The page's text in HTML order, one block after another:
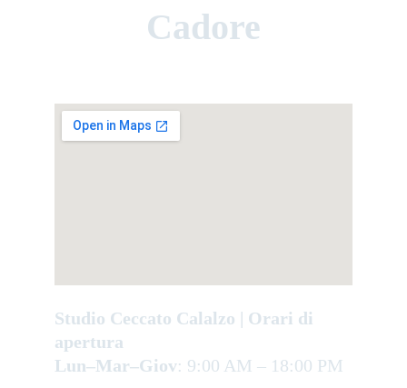
Cadore
Studio Ceccato Calalzo | Orari di
apertura
Lun–Mar–Giov: 9:00 AM – 18:00 PM